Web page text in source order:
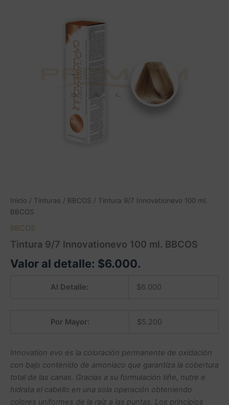
Inicio / Tinturas / BBCOS / Tintura 9/7 Innovationevo 100 ml.
BBCOS
BBCOS
Tintura 9/7 Innovationevo 100 ml. BBCOS
Valor al detalle: $6.000.
Al Detalle: $6.000
Por Mayor: $5.200
Innovation evo es la coloración permanente de oxidación
con bajo contenido de amoniaco que garantiza la cobertura
total de las canas. Gracias a su formulación tiñe, nutre e
hidrata el cabello en una sola operación obteniendo
colores uniformes de la raíz a las puntas. Los principios